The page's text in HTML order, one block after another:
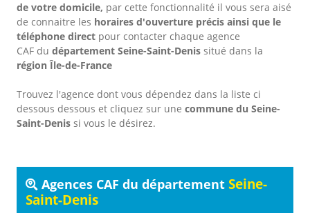
de votre domicile, par cette fonctionnalité il vous sera aisé
de connaitre les horaires d'ouverture précis ainsi que le
téléphone direct pour contacter chaque agence
CAF du département Seine-Saint-Denis situé dans la
région Île-de-France
Trouvez l'agence dont vous dépendez dans la liste ci
dessous dessous et cliquez sur une commune du Seine-
Saint-Denis si vous le désirez.
Agences CAF du département Seine-
Saint-Denis